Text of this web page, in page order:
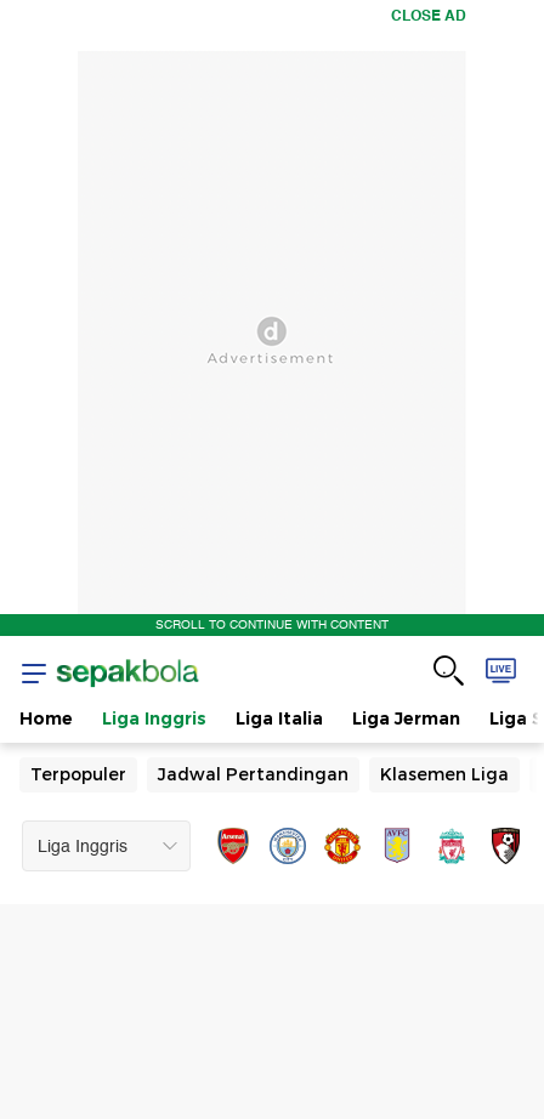
CLOSE AD
SCROLL TO CONTINUE WITH CONTENT
Home Liga Inggris Liga Italia Liga Jerman Liga
Terpopuler Jadwal Pertandingan Klasemen Liga